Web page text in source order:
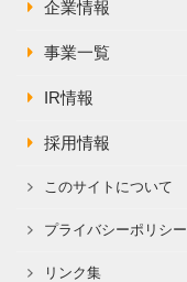
企業情報
事業一覧
IR情報
採用情報
このサイトについて
プライバシーポリシー
リンク集